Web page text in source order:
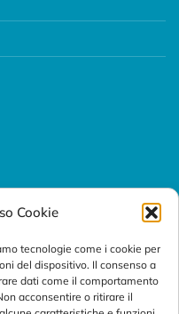
Cookie
tecnologie come i cookie per
del dispositivo. Il consenso a
dati come il comportamento
acconsentire o ritirare il
(Italy)